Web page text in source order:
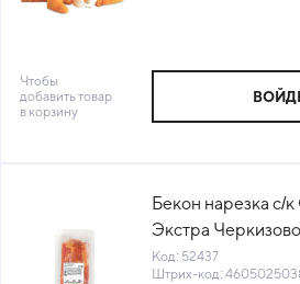
Чтобы
добавить товар
в корзину
Бекон нарезка с/
Экстра
(1030720818)
Код: 52437
Штрих-код: